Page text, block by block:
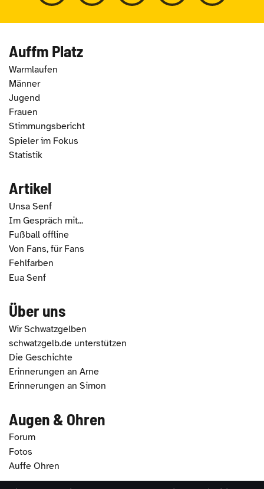
Auffm Platz
Warmlaufen
Männer
Jugend
Frauen
Stimmungsbericht
Spieler im Fokus
Statistik
Artikel
Unsa Senf
Im Gespräch mit...
Fußball offline
Von Fans, für Fans
Fehlfarben
Eua Senf
Über uns
Wir Schwatzgelben
schwatzgelb.de unterstützen
Die Geschichte
Erinnerungen an Arne
Erinnerungen an Simon
Augen & Ohren
Forum
Fotos
Auffe Ohren